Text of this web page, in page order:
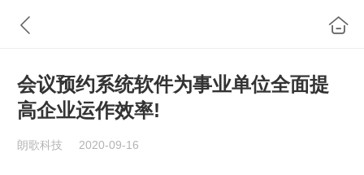
会议预约系统软件为事业单位全面提
高企业运作效率!
朗歌科技 2020-09-16